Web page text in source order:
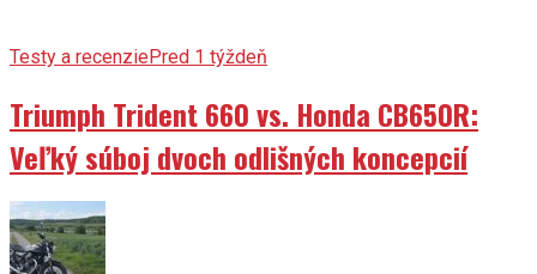
Testy a recenziePred 1 týždeň
Triumph Trident 660 vs. Honda CB650R:
Veľký súboj dvoch odlišných koncepcií